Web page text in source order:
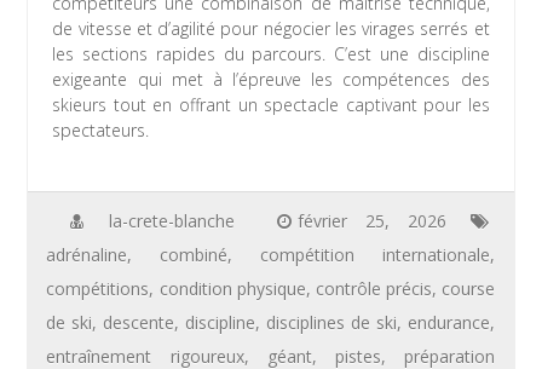
de vitesse et d’agilité pour négocier les virages serrés et
les sections rapides du parcours. C’est une discipline
exigeante qui met à l’épreuve les compétences des
skieurs tout en offrant un spectacle captivant pour les
spectateurs.
la-crete-blanche
février 25, 2026
adrénaline, combiné, compétition internationale,
compétitions, condition physique, contrôle précis, course
de ski, descente, discipline, disciplines de ski, endurance,
entraînement rigoureux, géant, pistes, préparation